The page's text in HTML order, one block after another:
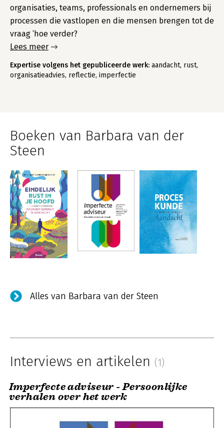
organisaties, teams, professionals en ondernemers bij
processen die vastlopen en die mensen brengen tot de
vraag ‘hoe verder?
Lees meer
Expertise volgens het gepubliceerde werk: aandacht, rust,
organisatieadvies, reflectie, imperfectie
Boeken van Barbara van der
Steen
Alles van Barbara van der Steen
Interviews en artikelen (1)
Imperfecte adviseur - Persoonlijke
verhalen over het werk